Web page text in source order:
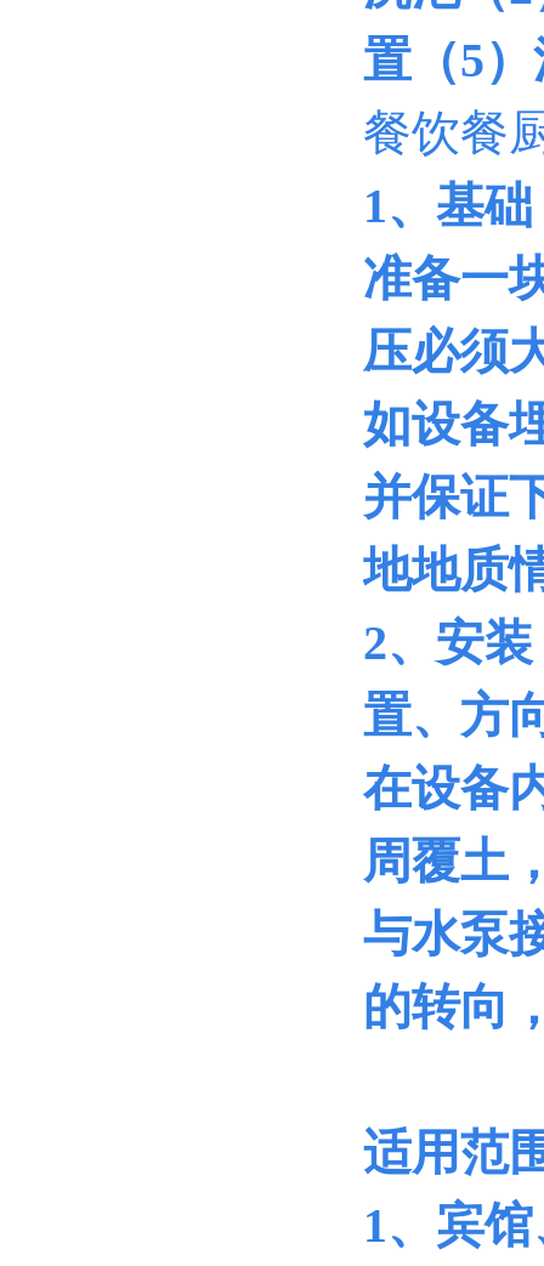
置（5
餐饮餐
1、基
准备一
压必须
如设备
并保证
地地质
2、安
置、方
在设备
周覆土
与水泵
的转向
适用范
1、宾